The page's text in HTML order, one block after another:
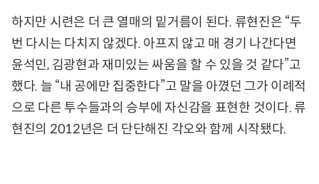
하지만 시련은 더 큰 열매의 밑거름이 된다. 류현진은 “두
번 다시는 다치지 않겠다. 아프지 않고 매 경기 나간다면
윤석민, 김광현과 재미있는 싸움을 할 수 있을 것 같다”고
했다. 늘 “내 공에만 집중한다”고 말을 아꼈던 그가 이례적
으로 다른 투수들과의 승부에 자신감을 표현한 것이다. 류
현진의 2012년은 더 단단해진 각오와 함께 시작됐다.